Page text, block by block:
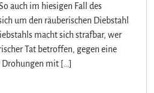
auch im hiesigen Fall des
um den räuberischen Diebstahl
macht sich strafbar, wer
Tat betroffen, gegen eine
Drohungen mit […]